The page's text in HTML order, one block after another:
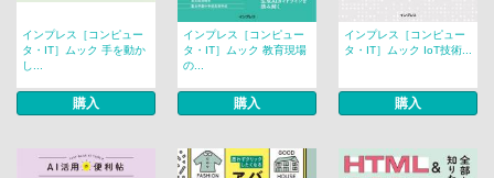
インプレス［コンピュー
タ・IT］ムック 手を動か
し...
購入
インプレス［コンピュー
タ・IT］ムック 教育現場
の...
購入
インプレス［コンピュー
タ・IT］ムック IoT技術...
購入